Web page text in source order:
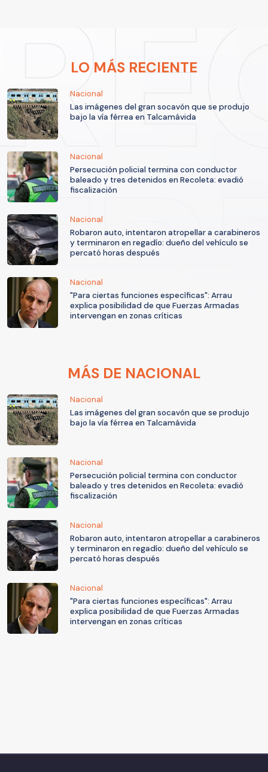
LO MÁS RECIENTE
Nacional
Las imágenes del gran socavón que se produjo
bajo la vía férrea en Talcamávida
Nacional
Persecución policial termina con conductor
baleado y tres detenidos en Recoleta: evadió
fiscalización
Nacional
Robaron auto, intentaron atropellar a carabineros
y terminaron en regadío: dueño del vehículo se
percató horas después
Nacional
"Para ciertas funciones específicas": Arrau
explica posibilidad de que Fuerzas Armadas
intervengan en zonas críticas
MÁS DE NACIONAL
Nacional
Las imágenes del gran socavón que se produjo
bajo la vía férrea en Talcamávida
Nacional
Persecución policial termina con conductor
baleado y tres detenidos en Recoleta: evadió
fiscalización
Nacional
Robaron auto, intentaron atropellar a carabineros
y terminaron en regadío: dueño del vehículo se
percató horas después
Nacional
"Para ciertas funciones específicas": Arrau
explica posibilidad de que Fuerzas Armadas
intervengan en zonas críticas